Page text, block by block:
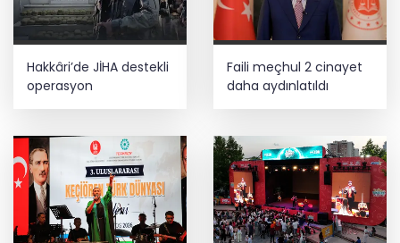
Hakkâri’de JİHA destekli
operasyon
Faili meçhul 2 cinayet
daha aydınlatıldı